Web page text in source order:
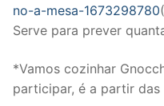
no-a-mesa-1673298780
Serve para prever
*Vamos cozinhar
participar, é a partir das